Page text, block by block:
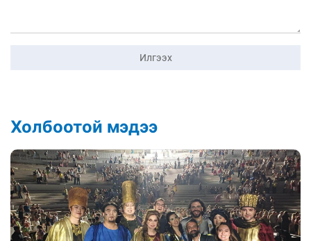
Илгээх
Холбоотой мэдээ